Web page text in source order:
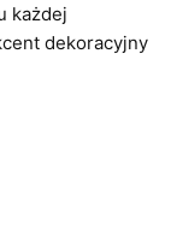
każdej
dekoracyjny